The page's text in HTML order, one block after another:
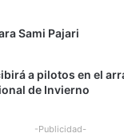
Sami Pajari
a pilotos en el
de Invierno
-Publicidad-